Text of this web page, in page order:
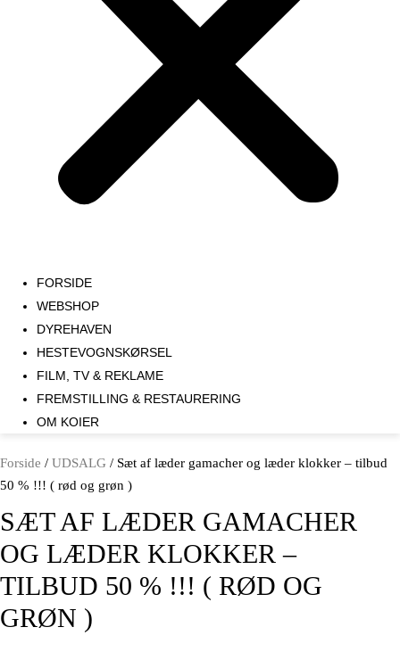
FORSIDE
WEBSHOP
DYREHAVEN
HESTEVOGNSKØRSEL
FILM, TV & REKLAME
FREMSTILLING & RESTAURERING​
OM KOIER
Forside / UDSALG / Sæt af læder gamacher og læder klokker – tilbud
50 % !!! ( rød og grøn )
SÆT AF LÆDER GAMACHER
OG LÆDER KLOKKER –
TILBUD 50 % !!! ( RØD OG
GRØN )